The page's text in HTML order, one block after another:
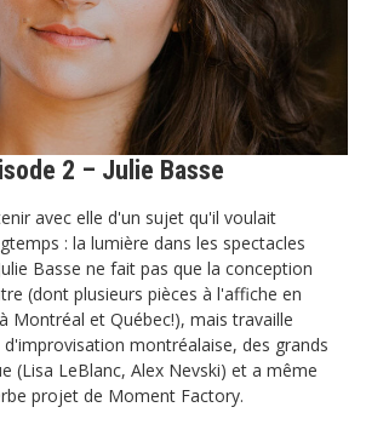
2 – Julie Basse
avec elle d'un sujet qu'il voulait
: la lumière dans les spectacles
Basse ne fait pas que la conception
(dont plusieurs pièces à l'affiche en
Montréal et Québec!), mais travaille
d'improvisation montréalaise, des grands
(Lisa LeBlanc, Alex Nevski) et a même
projet de Moment Factory.